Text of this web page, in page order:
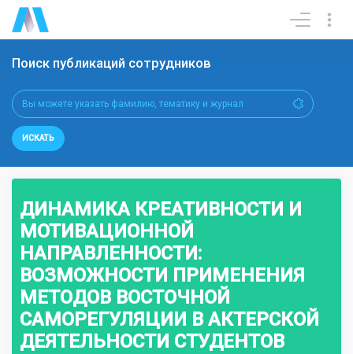
Поиск публикаций сотрудников
ИСКАТЬ
ДИНАМИКА КРЕАТИВНОСТИ И
МОТИВАЦИОННОЙ
НАПРАВЛЕННОСТИ:
ВОЗМОЖНОСТИ ПРИМЕНЕНИЯ
МЕТОДОВ ВОСТОЧНОЙ
САМОРЕГУЛЯЦИИ В АКТЕРСКОЙ
ДЕЯТЕЛЬНОСТИ СТУДЕНТОВ